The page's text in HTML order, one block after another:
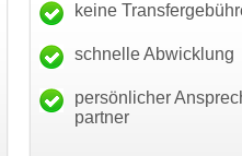
schnellen
guten Service!"
Thomas Schäfer
GmbH
"Ich bin
haben.
mein
keine
schnelle Abwicklung
persönlicher
partner